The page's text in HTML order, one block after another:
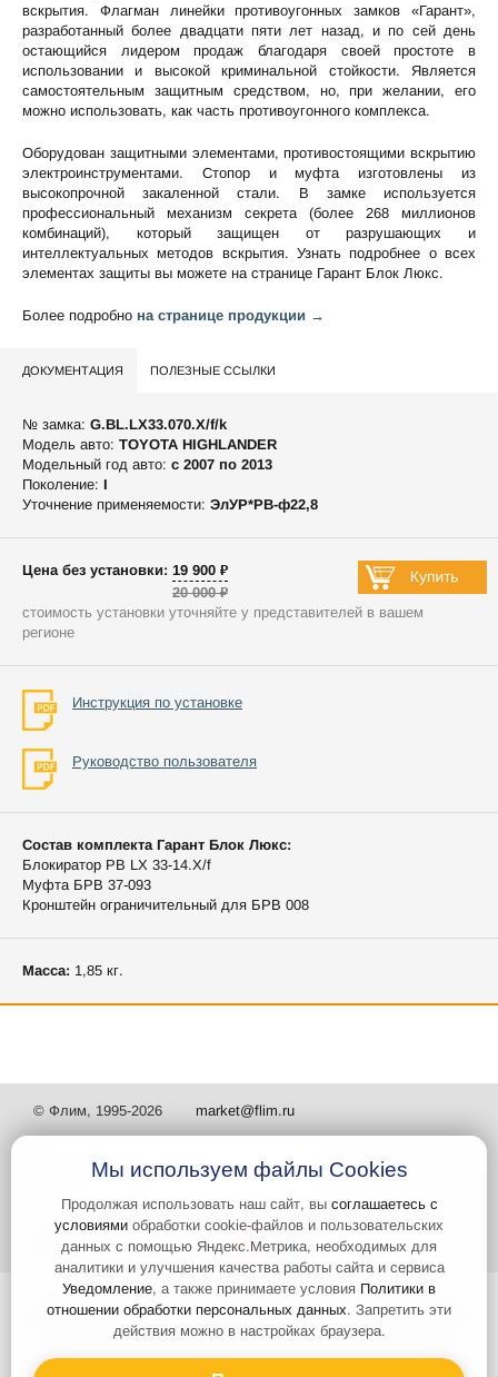
вскрытия. Флагман линейки противоугонных замков «Гарант»,
разработанный более двадцати пяти лет назад, и по сей день
остающийся лидером продаж благодаря своей простоте в
использовании и высокой криминальной стойкости. Является
самостоятельным защитным средством, но, при желании, его
можно использовать, как часть противоугонного комплекса.
Оборудован защитными элементами, противостоящими вскрытию
электроинструментами. Стопор и муфта изготовлены из
высокопрочной закаленной стали. В замке используется
профессиональный механизм секрета (более 268 миллионов
комбинаций), который защищен от разрушающих и
интеллектуальных методов вскрытия. Узнать подробнее о всех
элементах защиты вы можете на странице Гарант Блок Люкс.
Более подробно на странице продукции →
ДОКУМЕНТАЦИЯ ПОЛЕЗНЫЕ ССЫЛКИ
№ замка: G.BL.LX33.070.X/f/k
Модель авто: TOYOTA HIGHLANDER
Модельный год авто: c 2007 по 2013
Поколение: I
Уточнение применяемости: ЭлУР*РВ-ф22,8
Цена без установки: 19 900 ₽
20 000 ₽
стоимость установки уточняйте у представителей в вашем
регионе
Инструкция по установке
Руководство пользователя
Состав комплекта Гарант Блок Люкс:
Блокиратор РВ LX 33-14.X/f
Муфта БРВ 37-093
Кронштейн ограничительный для БРВ 008
Масса: 1,85 кг.
© Флим, 1995-2026 market@flim.ru
Задать вопрос Контакты
Интернет-сайт носит информационный характер и не является
публичной офертой, которая определяется положениями статьи 437
Гражданского кодекса РФ. Информация о характеристиках и
стоимости товаров, указанных на сайте, условия доставки может
Мы используем файлы Cookies
Продолжая использовать наш сайт, вы соглашаетесь с
условиями обработки cookie-файлов и пользовательских
данных с помощью Яндекс.Метрика, необходимых для
аналитики и улучшения качества работы сайта и сервиса
Уведомление, а также принимаете условия Политики в
отношении обработки персональных данных. Запретить эти
действия можно в настройках браузера.